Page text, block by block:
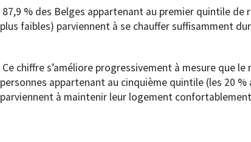
87,9 % des Belges appartenant au premier quintile de
plus faibles) parviennent à se chauffer suffisamment
Ce chiffre s’améliore progressivement à mesure que
personnes appartenant au cinquième quintile (les 20 %
parviennent à maintenir leur logement